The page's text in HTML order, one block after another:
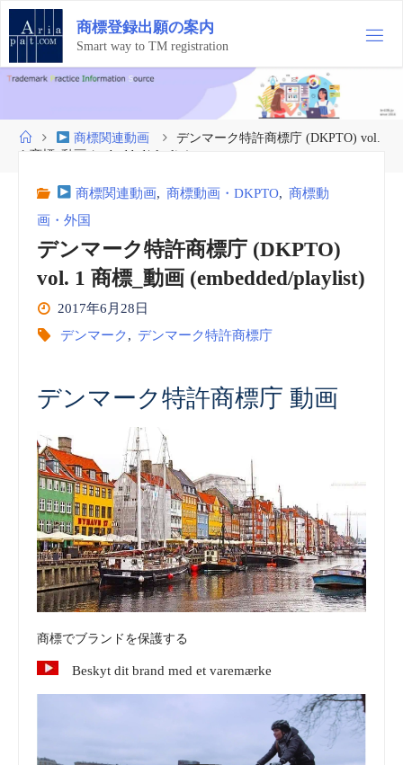
コ
テ
ン
ツ
ス
商標登録出願の案内
Smart way to TM registration
ホ
ー
商標関連動画
デンマーク特許商標庁 (DKPTO) vol.
1 商標_動画 (embedded/playlist)
商標関連動画, 商標動画・DKPTO, 商標動
画・外国
デンマーク特許商標庁 (DKPTO)
vol. 1 商標_動画 (embedded/playlist)
2017年6月28日
デンマーク, デンマーク特許商標庁
デンマーク特許商標庁 動画
商標でブランドを保護する
Beskyt dit brand med et varemærke